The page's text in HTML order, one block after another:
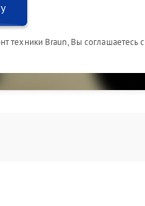
техники Braun, Вы соглашаетесь с